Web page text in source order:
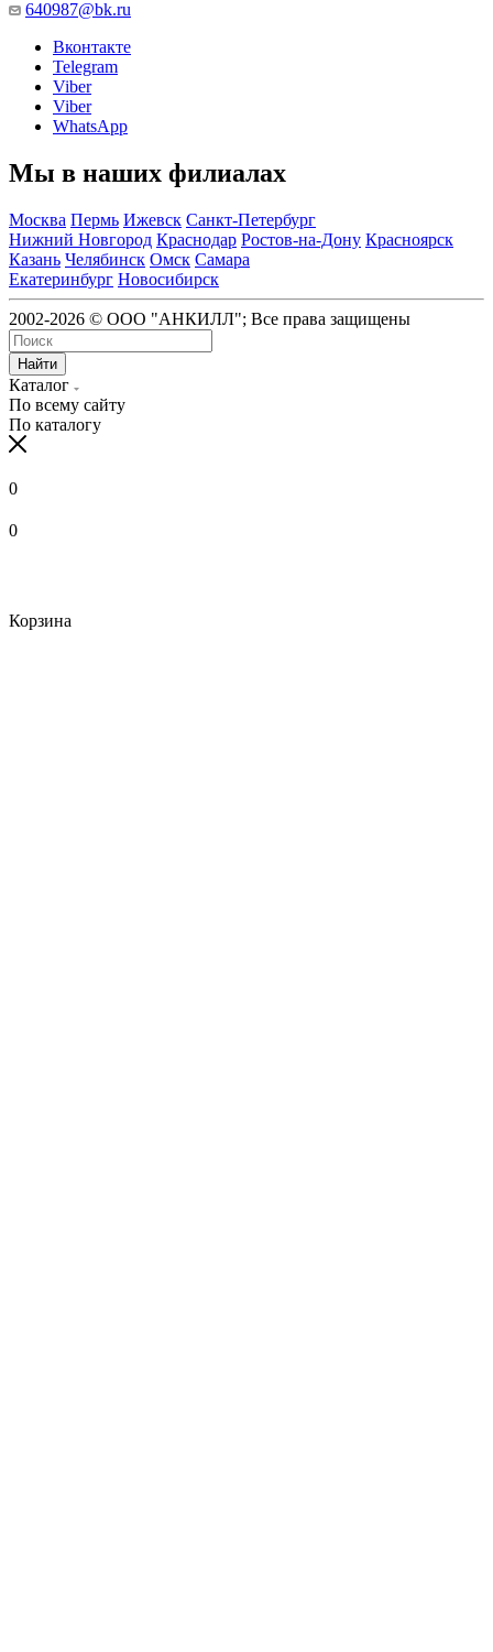
640987@bk.ru
Вконтакте
Telegram
Viber
Viber
WhatsApp
Мы в наших филиалах
Москва Пермь Ижевск Санкт-Петербург
Нижний Новгород Краснодар Ростов-на-Дону Красноярск
Казань Челябинск Омск Самара
Екатеринбург Новосибирск
2002-2026 © ООО "АНКИЛЛ"; Все права защищены
Найти
Каталог
По всему сайту
По каталогу
0
0
Корзина